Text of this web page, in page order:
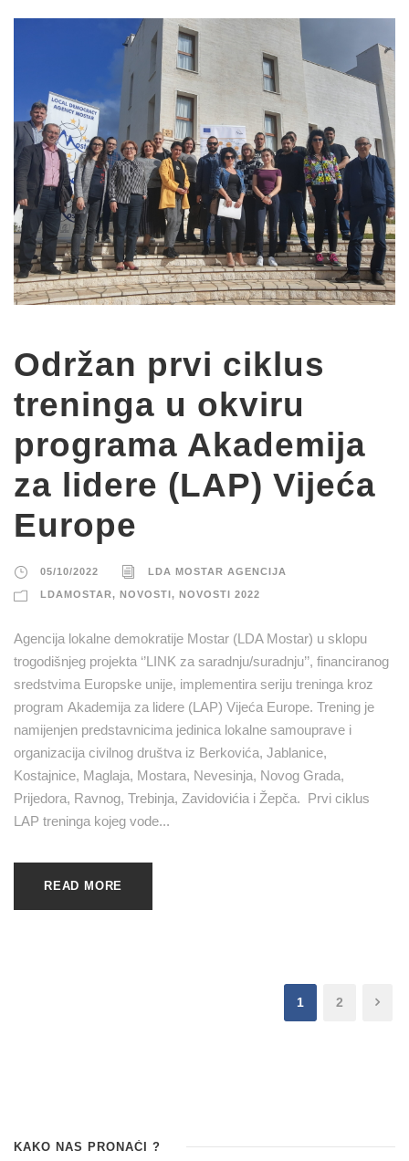
Održan prvi ciklus
treninga u okviru
programa Akademija
za lidere (LAP) Vijeća
Europe
05/10/2022 LDA MOSTAR AGENCIJA
LDAMOSTAR, NOVOSTI, NOVOSTI 2022
Agencija lokalne demokratije Mostar (LDA Mostar) u sklopu
trogodišnjeg projekta ‘’LINK za saradnju/suradnju’’, financiranog
sredstvima Europske unije, implementira seriju treninga kroz
program Akademija za lidere (LAP) Vijeća Europe. Trening je
namijenjen predstavnicima jedinica lokalne samouprave i
organizacija civilnog društva iz Berkovića, Jablanice,
Kostajnice, Maglaja, Mostara, Nevesinja, Novog Grada,
Prijedora, Ravnog, Trebinja, Zavidovićia i Žepča. Prvi ciklus
LAP treninga kojeg vode...
READ MORE
1 2
KAKO NAS PRONAĆI ?